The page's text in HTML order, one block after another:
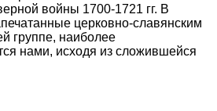
войны 1700-1721 гг. В
церковно-славянским
группе, наиболее
нами, исходя из сложившейся